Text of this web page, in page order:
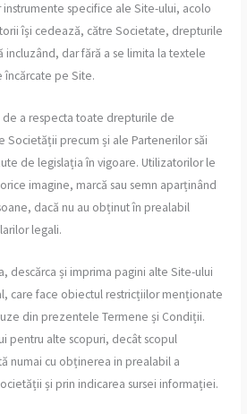
instrumente specifice ale Site-ului, acolo
își cedează, către Societate, drepturile
dar fără a se limita la textele
pe Site.
a respecta toate drepturile de
precum și ale Partenerilor săi
de legislația în vigoare. Utilizatorilor le
imagine, marcă sau semn aparținând
dacă nu au obținut în prealabil
legali.
descărca și imprima pagini alte Site-ului
care face obiectul restricțiilor menționate
din prezentele Termene și Condiții.
pentru alte scopuri, decât scopul
numai cu obținerea in prealabil a
și prin indicarea sursei informației.